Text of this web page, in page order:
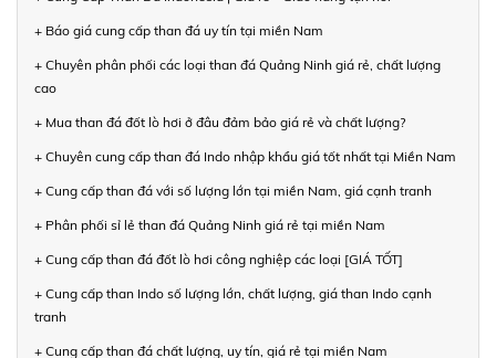
+ Báo giá cung cấp than đá uy tín tại miền Nam
+ Chuyên phân phối các loại than đá Quảng Ninh giá rẻ, chất lượng
cao
+ Mua than đá đốt lò hơi ở đâu đảm bảo giá rẻ và chất lượng?
+ Chuyên cung cấp than đá Indo nhập khẩu giá tốt nhất tại Miền Nam
+ Cung cấp than đá với số lượng lớn tại miền Nam, giá cạnh tranh
+ Phân phối sỉ lẻ than đá Quảng Ninh giá rẻ tại miền Nam
+ Cung cấp than đá đốt lò hơi công nghiệp các loại [GIÁ TỐT]
+ Cung cấp than Indo số lượng lớn, chất lượng, giá than Indo cạnh
tranh
+ Cung cấp than đá chất lượng, uy tín, giá rẻ tại miền Nam